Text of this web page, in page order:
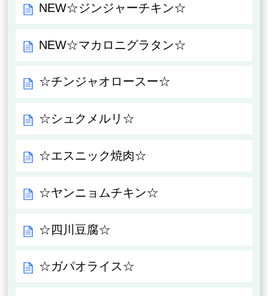
NEW☆ジンジャーチキン☆
NEW☆マカロニグラタン☆
☆チンジャオロースー☆
☆シュクメルリ☆
☆エスニック焼肉☆
☆ヤンニョムチキン☆
☆四川豆腐☆
☆ガパオライス☆